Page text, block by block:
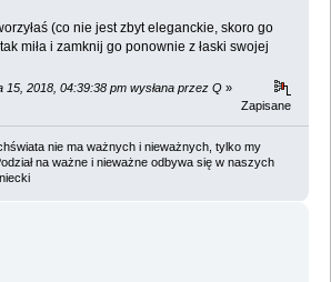
(co nie jest zbyt eleganckie, skoro go
miła i zamknij go ponownie z łaski swojej
15, 2018, 04:39:38 pm wysłana przez Q »
Zapisane
nie ma ważnych i nieważnych, tylko my
na ważne i nieważne odbywa się w naszych